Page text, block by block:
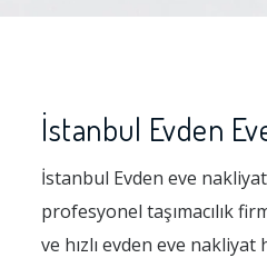
İstanbul Evden
İstanbul Evden eve
profesyonel taşımacılık
ve hızlı evden eve